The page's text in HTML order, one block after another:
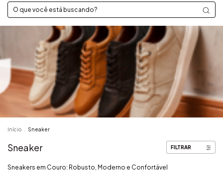
Início . Sneaker
Sneaker FILTRAR
Sneakers em Couro: Robusto, Moderno e Confortável